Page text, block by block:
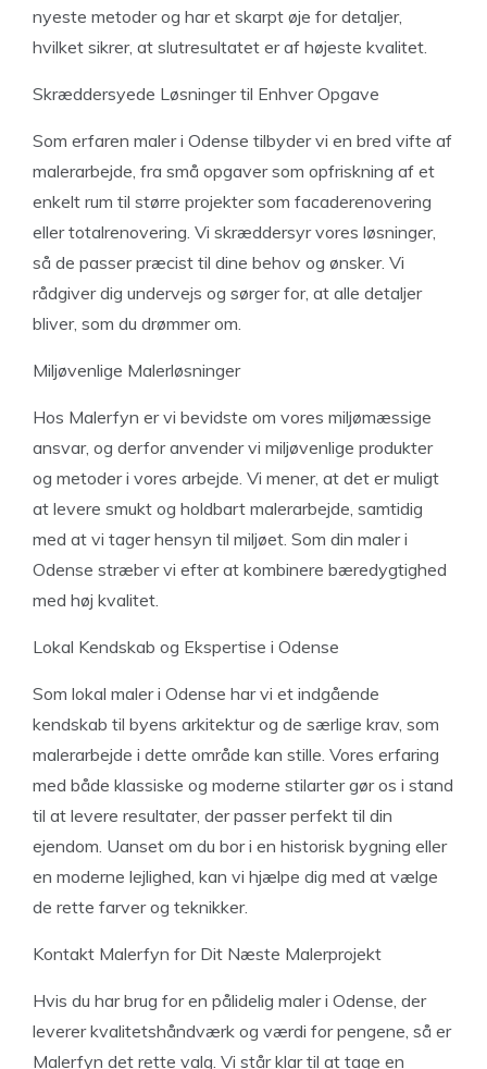
nyeste metoder og har et skarpt øje for detaljer,
hvilket sikrer, at slutresultatet er af højeste kvalitet.
Skræddersyede Løsninger til Enhver Opgave
Som erfaren maler i Odense tilbyder vi en bred vifte af
malerarbejde, fra små opgaver som opfriskning af et
enkelt rum til større projekter som facaderenovering
eller totalrenovering. Vi skræddersyr vores løsninger,
så de passer præcist til dine behov og ønsker. Vi
rådgiver dig undervejs og sørger for, at alle detaljer
bliver, som du drømmer om.
Miljøvenlige Malerløsninger
Hos Malerfyn er vi bevidste om vores miljømæssige
ansvar, og derfor anvender vi miljøvenlige produkter
og metoder i vores arbejde. Vi mener, at det er muligt
at levere smukt og holdbart malerarbejde, samtidig
med at vi tager hensyn til miljøet. Som din maler i
Odense stræber vi efter at kombinere bæredygtighed
med høj kvalitet.
Lokal Kendskab og Ekspertise i Odense
Som lokal maler i Odense har vi et indgående
kendskab til byens arkitektur og de særlige krav, som
malerarbejde i dette område kan stille. Vores erfaring
med både klassiske og moderne stilarter gør os i stand
til at levere resultater, der passer perfekt til din
ejendom. Uanset om du bor i en historisk bygning eller
en moderne lejlighed, kan vi hjælpe dig med at vælge
de rette farver og teknikker.
Kontakt Malerfyn for Dit Næste Malerprojekt
Hvis du har brug for en pålidelig maler i Odense, der
leverer kvalitetshåndværk og værdi for pengene, så er
Malerfyn det rette valg. Vi står klar til at tage en